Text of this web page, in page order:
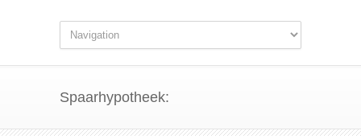
Spaarhypotheek: